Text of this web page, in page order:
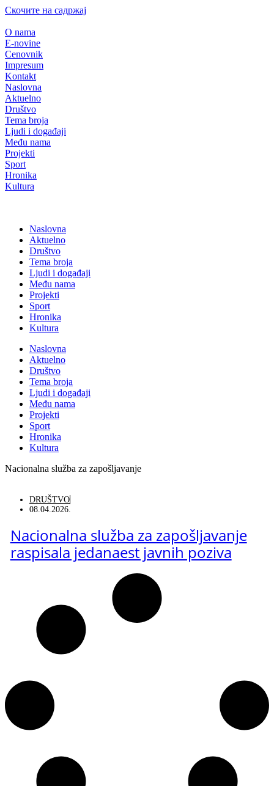
Скочите на садржај
O nama
E-novine
Cenovnik
Impresum
Kontakt
Naslovna
Aktuelno
Društvo
Tema broja
Ljudi i događaji
Među nama
Projekti
Sport
Hronika
Kultura
Naslovna
Aktuelno
Društvo
Tema broja
Ljudi i događaji
Među nama
Projekti
Sport
Hronika
Kultura
Naslovna
Aktuelno
Društvo
Tema broja
Ljudi i događaji
Među nama
Projekti
Sport
Hronika
Kultura
Nacionalna služba za zapošljavanje
DRUŠTVO
08.04.2026.
Nacionalna služba za zapošljavanje
raspisala jedanaest javnih poziva